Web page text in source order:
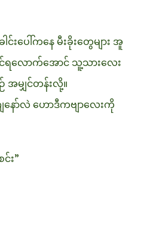
းပေါ်ကနေ မီးခိုးတွေများ အူ
ရလောက်အောင် သူ့သားလေး
မျှင်တန်းလို့။
ျနော်လဲ ဟောဒီကဗျာလေးကို
း”